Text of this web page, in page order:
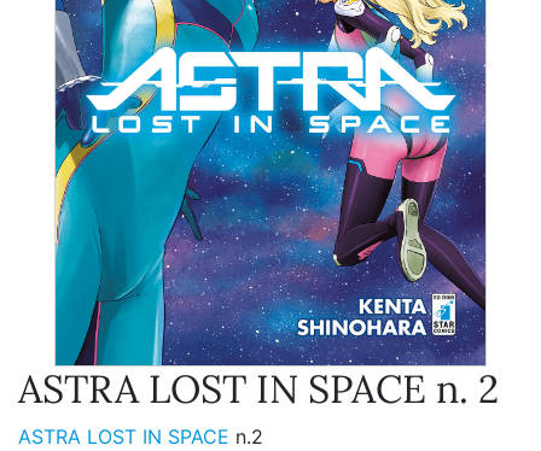
ASTRA LOST IN SPACE n. 2
ASTRA LOST IN SPACE n.2